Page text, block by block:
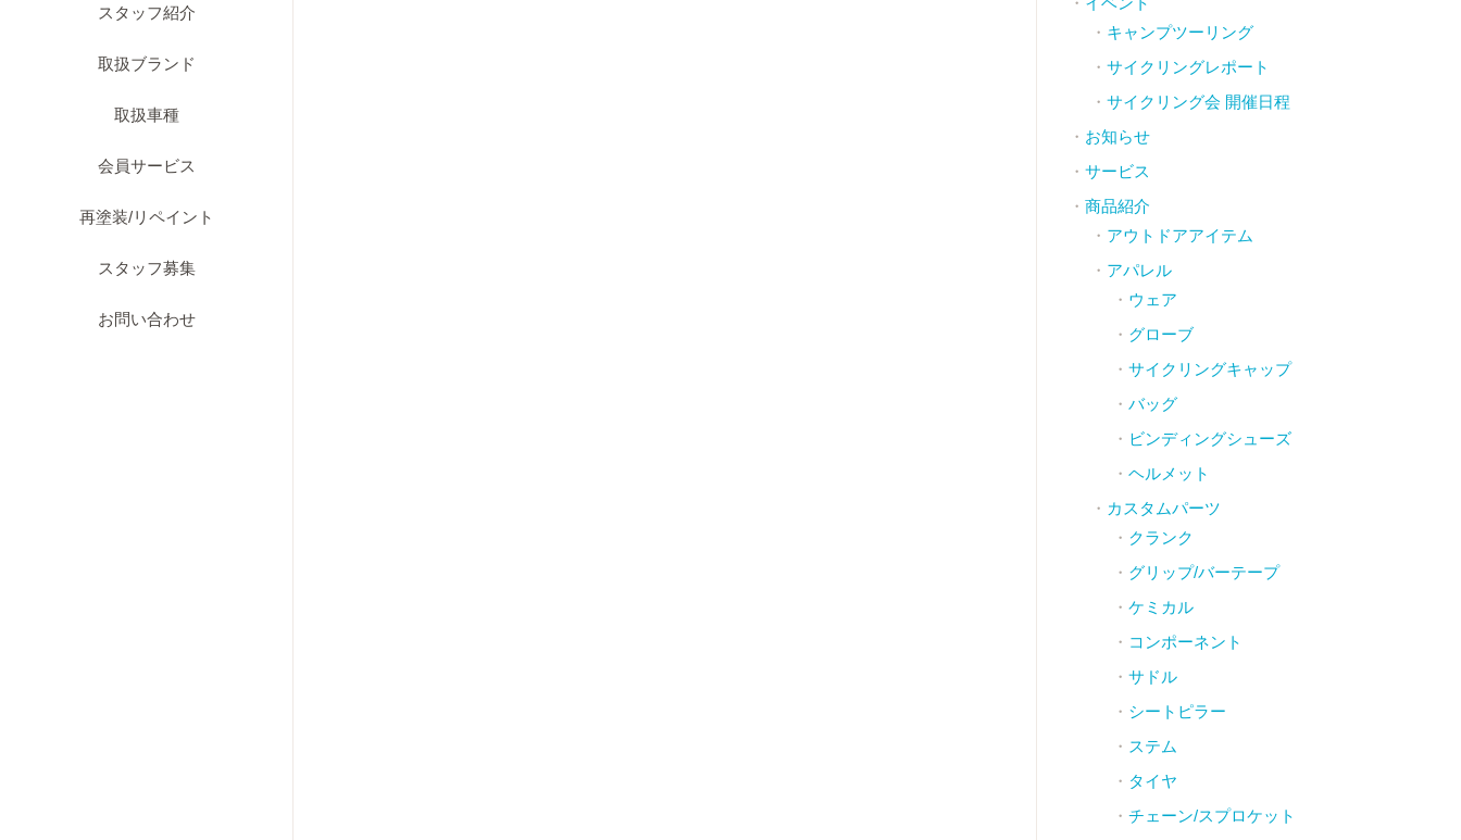
スタッフ紹介
取扱ブランド
取扱車種
会員サービス
再塗装/リペイント
スタッフ募集
お問い合わせ
キャンプツーリング
サイクリングレポート
サイクリング会 開催日程
お知らせ
サービス
商品紹介
アウトドアアイテム
アパレル
ウェア
グローブ
サイクリングキャップ
バッグ
ビンディングシューズ
ヘルメット
カスタムパーツ
クランク
グリップ/バーテープ
ケミカル
コンポーネント
サドル
シートピラー
ステム
タイヤ
チェーン/スプロケット